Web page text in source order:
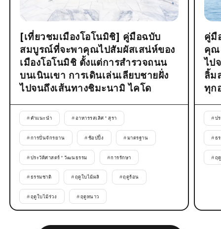
[เที่ยวชมเมืองโอโนมิชิ] คู่มือฉบับ
สมบูรณ์ที่จะพาคุณไปสัมผัสเสน่ห์ของ
เมืองโอโนมิชิ ตั้งแต่การสำรวจถนน
บนเนินเขา การเดินเล่นเลียบชายฝั่ง
ไปจนถึงเส้นทางชิมะนามิ ไคโด
#คำแนะนำ # อาหารรสเลิศ * สุรา
#การปั่นจักรยาน #ช้อปปิ้ง #มาตรฐาน
#ประวัติศาสตร์ * วัฒนธรรม #การรักษา
#ธรรมชาติ #ฤดูใบไม้ผลิ #ฤดูร้อน
#ฤดูใบไม้ร่วง #ฤดูหนาว
คู่มื
คุณ
ไป
ลิ้ม
ทุก
#ป
#ธ
#ฤ